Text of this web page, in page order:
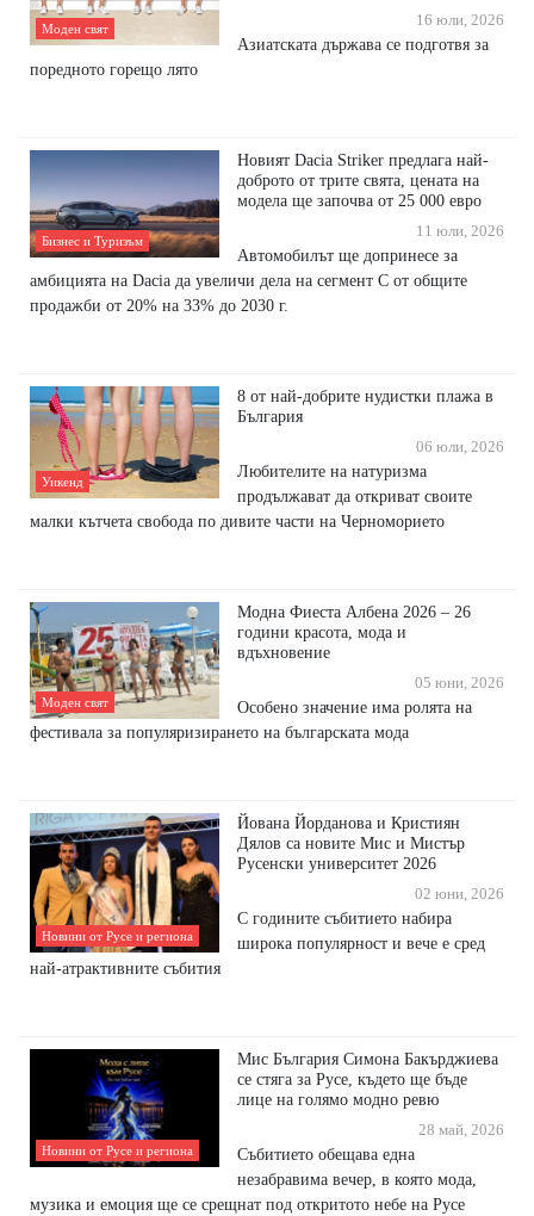
Моден свят 16 юли, 2026
Азиатската държава се подготвя за
поредното горещо лято
Бизнес и Туризъм
Новият Dacia Striker предлага най-
доброто от трите свята, цената на
модела ще започва от 25 000 евро
11 юли, 2026
Автомобилът ще допринесе за
амбицията на Dacia да увеличи дела на сегмент С от общите
продажби от 20% на 33% до 2030 г.
Уикенд
8 от най-добрите нудистки плажа в
България
06 юли, 2026
Любителите на натуризма
продължават да откриват своите
малки кътчета свобода по дивите части на Черноморието
Моден свят
Модна Фиеста Албена 2026 – 26
години красота, мода и
вдъхновение
05 юни, 2026
Особено значение има ролята на
фестивала за популяризирането на българската мода
Новини от Русе и региона
Йована Йорданова и Кристиян
Дялов са новите Мис и Мистър
Русенски университет 2026
02 юни, 2026
С годините събитието набира
широка популярност и вече е сред
най-атрактивните събития
Новини от Русе и региона
Мис България Симона Бакърджиева
се стяга за Русе, където ще бъде
лице на голямо модно ревю
28 май, 2026
Събитието обещава една
незабравима вечер, в която мода,
музика и емоция ще се срещнат под откритото небе на Русе